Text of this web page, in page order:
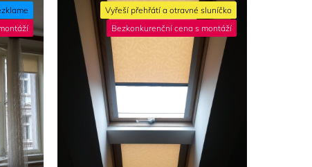
Vyřeší přehřátí a otravné sluníčko
Bezkonkurenční cena s montáží